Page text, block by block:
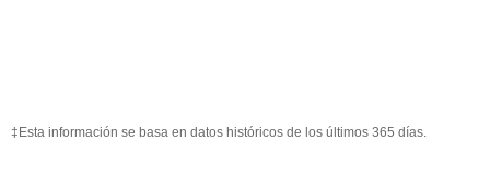
‡Esta información se basa en datos históricos de los últimos 365 días.